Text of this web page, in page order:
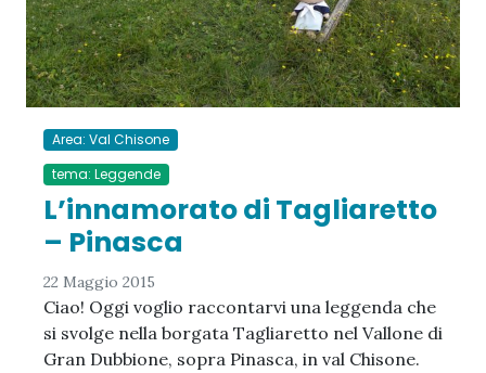
Area: Val Chisone
tema: Leggende
L’innamorato di Tagliaretto
– Pinasca
22 Maggio 2015
Ciao! Oggi voglio raccontarvi una leggenda che
si svolge nella borgata Tagliaretto nel Vallone di
Gran Dubbione, sopra Pinasca, in val Chisone.